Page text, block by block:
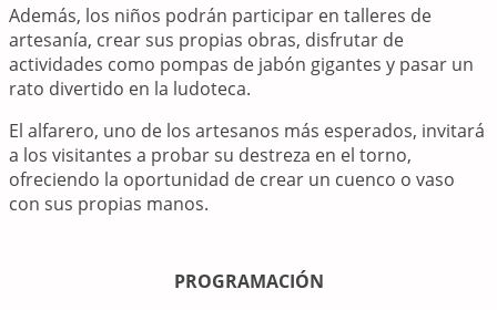
Además, los niños podrán participar en talleres de
artesanía, crear sus propias obras, disfrutar de
actividades como pompas de jabón gigantes y pasar un
rato divertido en la ludoteca.
El alfarero, uno de los artesanos más esperados, invitará
a los visitantes a probar su destreza en el torno,
ofreciendo la oportunidad de crear un cuenco o vaso
con sus propias manos.
PROGRAMACIÓN